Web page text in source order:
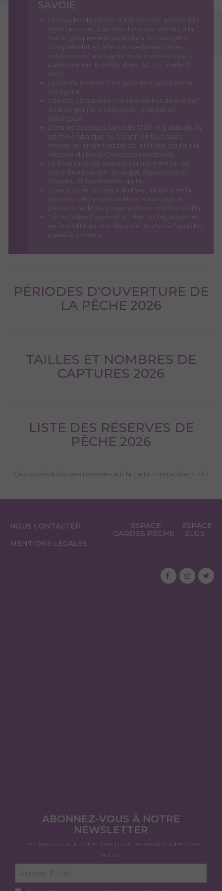
SAVOIE
Les modes de pêche autorisés sont : pêche à la
ligne (au coup, à la mouche ou au lancer), à la
traîne (uniquement sur les lacs du Bourget et
d’Aiguebelette), à l’écrevisse (américaines
uniquement) aux fagots (max. 6 unités) ou à la
balance (max. 6 unités, diam. 30 cm, maille 10
mm).
La carafe à vairon n’est autorisée qu’en 2ème
catégorie.
L’asticot est autorisé comme esches dans le lac
du Bourget (1ère catégorie) mais pas en
amorçage.
Dans les lacs situés à plus de 1000 m d’altitude, la
pêche en barque ou à partir de tout autre
moyen ou engin flottant est interdite (sauf sur la
retenue du Mont-Cenis sous conditions).
Le float tube est autorisé uniquement sur les
plans d'eau suivant : Bourget, Aiguebelette,
Chevelu et Ste-Hélène-du-lac.
Dans la zone du coeur du Parc National de la
Vanoise : pêche sans ardillon, amorçage et
pêche à l'aide de poissons vifs ou morts interdits.
Sur le Guiers (Guiers Vif et Mort inclus), la pêche
est interdite sur une distance de 25 m à l’aval des
passes à poissons.
PÉRIODES D'OUVERTURE DE
LA PÊCHE 2026
TAILLES ET NOMBRES DE
CAPTURES 2026
LISTE DES RÉSERVES DE
PÊCHE 2026
Géolocalisation des réserves sur la carte Interactive > ici <
NOUS CONTACTER
MENTIONS LÉGALES
ESPACE
GARDES PÊCHE
ESPACE
ÉLUS
ABONNEZ-VOUS À NOTRE
NEWSLETTER
Inscrivez-vous à notre liste pour recevoir toutes nos
actus!